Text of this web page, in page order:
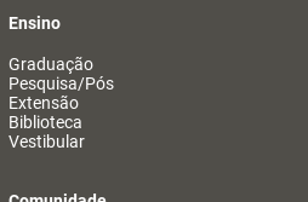
Ensino
Graduação
Pesquisa/Pós
Extensão
Biblioteca
Vestibular